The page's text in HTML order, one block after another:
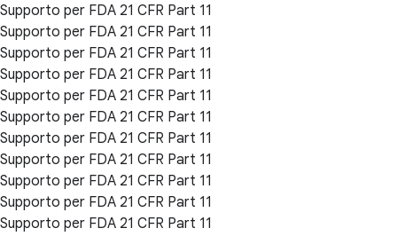
Supporto per FDA 21 CFR Part 11
Supporto per FDA 21 CFR Part 11
Supporto per FDA 21 CFR Part 11
Supporto per FDA 21 CFR Part 11
Supporto per FDA 21 CFR Part 11
Supporto per FDA 21 CFR Part 11
Supporto per FDA 21 CFR Part 11
Supporto per FDA 21 CFR Part 11
Supporto per FDA 21 CFR Part 11
Supporto per FDA 21 CFR Part 11
Supporto per FDA 21 CFR Part 11